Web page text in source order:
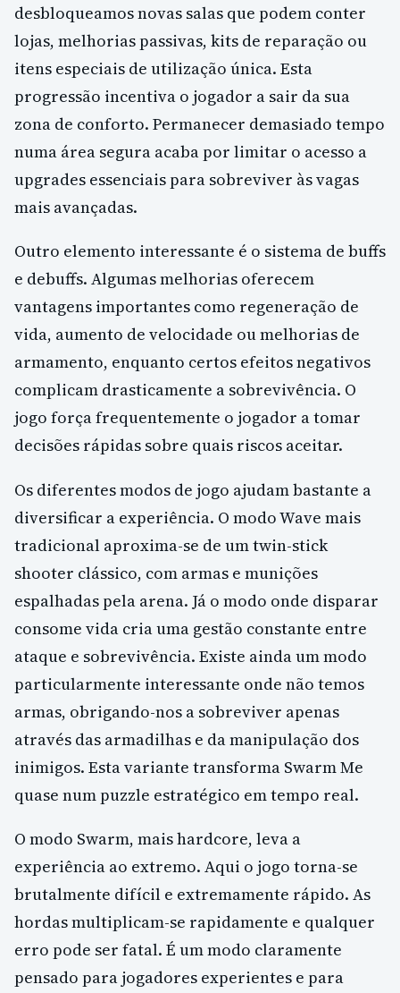
desbloqueamos novas salas que podem conter
lojas, melhorias passivas, kits de reparação ou
itens especiais de utilização única. Esta
progressão incentiva o jogador a sair da sua
zona de conforto. Permanecer demasiado tempo
numa área segura acaba por limitar o acesso a
upgrades essenciais para sobreviver às vagas
mais avançadas.
Outro elemento interessante é o sistema de buffs
e debuffs. Algumas melhorias oferecem
vantagens importantes como regeneração de
vida, aumento de velocidade ou melhorias de
armamento, enquanto certos efeitos negativos
complicam drasticamente a sobrevivência. O
jogo força frequentemente o jogador a tomar
decisões rápidas sobre quais riscos aceitar.
Os diferentes modos de jogo ajudam bastante a
diversificar a experiência. O modo Wave mais
tradicional aproxima-se de um twin-stick
shooter clássico, com armas e munições
espalhadas pela arena. Já o modo onde disparar
consome vida cria uma gestão constante entre
ataque e sobrevivência. Existe ainda um modo
particularmente interessante onde não temos
armas, obrigando-nos a sobreviver apenas
através das armadilhas e da manipulação dos
inimigos. Esta variante transforma Swarm Me
quase num puzzle estratégico em tempo real.
O modo Swarm, mais hardcore, leva a
experiência ao extremo. Aqui o jogo torna-se
brutalmente difícil e extremamente rápido. As
hordas multiplicam-se rapidamente e qualquer
erro pode ser fatal. É um modo claramente
pensado para jogadores experientes e para